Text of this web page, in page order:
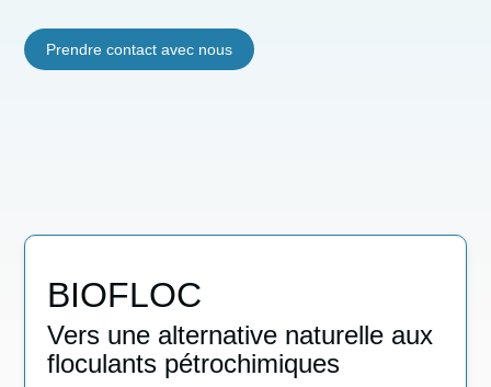
Prendre contact avec nous
BIOFLOC
Vers une alternative naturelle aux
floculants pétrochimiques